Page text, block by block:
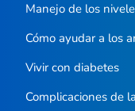
Manejo de los
Cómo ayudar a los
Vivir con diabetes
Complicaciones de